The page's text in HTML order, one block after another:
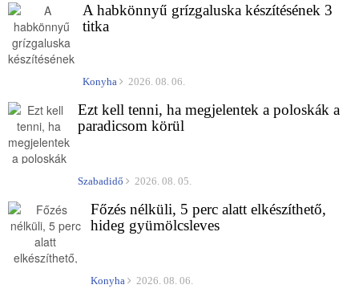
A habkönnyű grízgaluska készítésének 3
titka
Konyha 2026. 08. 06.
Ezt kell tenni, ha megjelentek a poloskák a
paradicsom körül
Szabadidő 2026. 08. 05.
Főzés nélküli, 5 perc alatt elkészíthető,
hideg gyümölcsleves
Konyha 2026. 08. 06.